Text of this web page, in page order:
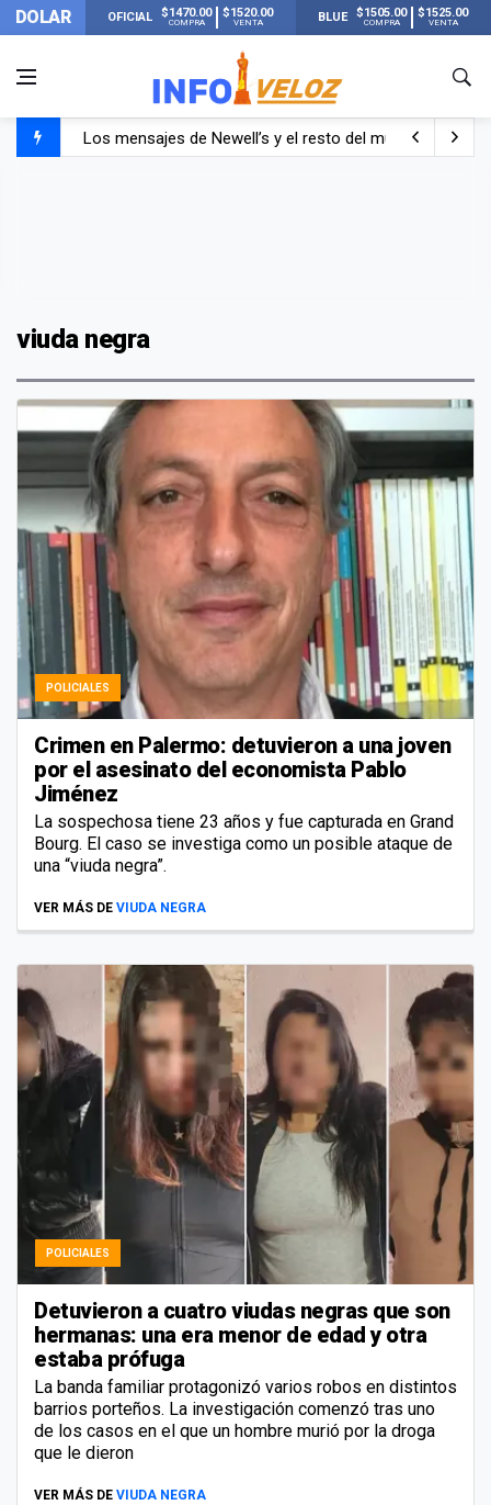
DOLAR OFICIAL $1470.00
COMPRA
$1520.00
VENTA BLUE $1505.00
COMPRA
$1525.00
VENTA
Los mensajes de Newell’s y el resto del mundo del
viuda negra
POLICIALES
Crimen en Palermo: detuvieron a una joven
por el asesinato del economista Pablo
Jiménez
La sospechosa tiene 23 años y fue capturada en Grand
Bourg. El caso se investiga como un posible ataque de
una “viuda negra”.
VER MÁS DE VIUDA NEGRA
POLICIALES
Detuvieron a cuatro viudas negras que son
hermanas: una era menor de edad y otra
estaba prófuga
La banda familiar protagonizó varios robos en distintos
barrios porteños. La investigación comenzó tras uno
de los casos en el que un hombre murió por la droga
que le dieron
VER MÁS DE VIUDA NEGRA